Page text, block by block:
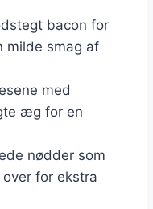
bacon for
milde smag af
med
æg for en
nødder som
for ekstra